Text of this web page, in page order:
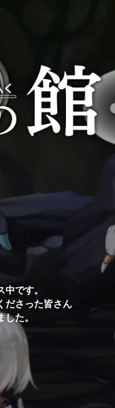
です。
ださった皆さん
た。